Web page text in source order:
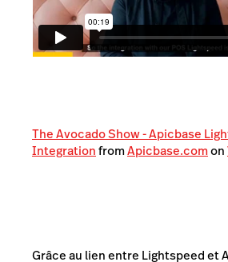
The Avocado Show - Apicbase
IntegrationfromApicbase.comon
Grâce au lien entre Lightspeed et